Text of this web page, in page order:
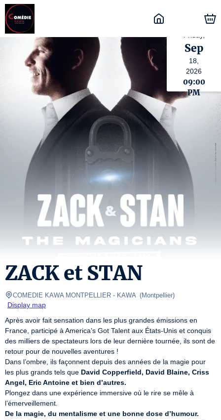
Sep
18,
2026
09:00
PM
ZACK et STAN
COMEDIE KAWA MONTPELLIER - KAWA (Montpellier)
Display map
Après avoir fait sensation dans les plus grandes émissions en
France, participé à America’s Got Talent aux États-Unis et conquis
des milliers de spectateurs lors de leur dernière tournée, ils sont de
retour pour de nouvelles aventures !
Dans l’ombre, ils façonnent depuis des années de la magie pour
les plus grands tels que David Copperfield, David Blaine, Criss
Angel, Eric Antoine et bien d’autres.
Plongez dans une expérience immersive où le rire se mêle à
De la magie, du mentalisme et une bonne dose d’humour.